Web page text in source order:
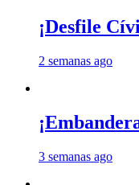
¡Desfile
2 semanas ago
3 semanas ago